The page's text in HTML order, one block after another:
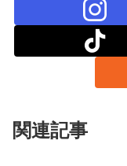
関連記事